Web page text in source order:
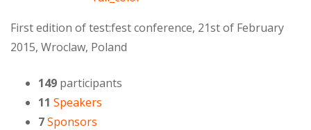
First edition of test:fest conference, 21st of February
2015, Wroclaw, Poland
149 participants
11 Speakers
7Sponsors